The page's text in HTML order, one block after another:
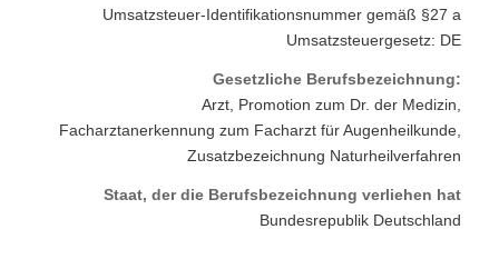
Umsatzsteuer-Identifikationsnummer gemäß §27 a
Umsatzsteuergesetz: DE
Gesetzliche Berufsbezeichnung:
Arzt, Promotion zum Dr. der Medizin,
Facharztanerkennung zum Facharzt für Augenheilkunde,
Zusatzbezeichnung Naturheilverfahren
Staat, der die Berufsbezeichnung verliehen hat
Bundesrepublik Deutschland